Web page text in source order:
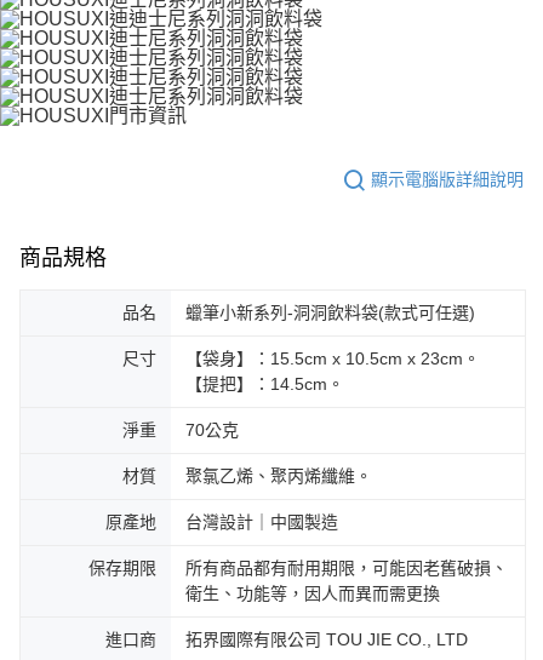
顯示電腦版詳細說明
商品規格
品名 蠟筆小新系列-洞洞飲料袋(款式可任選)
尺寸
【袋身】：15.5cm x 10.5cm x 23cm。
【提把】：14.5cm。
淨重 70公克
材質 聚氯乙烯、聚丙烯纖維。
原產地 台灣設計｜中國製造
保存期限
所有商品都有耐用期限，可能因老舊破損、
衛生、功能等，因人而異而需更換
進口商 拓界國際有限公司 TOU JIE CO., LTD